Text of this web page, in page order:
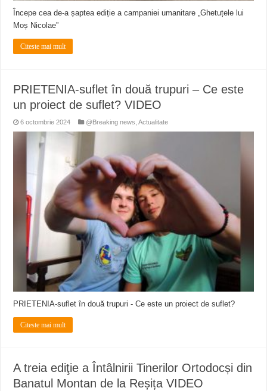
Începe cea de-a șaptea ediție a campaniei umanitare „Ghetuțele lui
Moș Nicolae”
Citeste mai mult
PRIETENIA-suflet în două trupuri – Ce este
un proiect de suflet? VIDEO
6 octombrie 2024 @Breaking news ,Actualitate
PRIETENIA-suflet în două trupuri - Ce este un proiect de suflet?
Citeste mai mult
A treia ediţie a Întâlnirii Tinerilor Ortodocși din
Banatul Montan de la Reșița VIDEO